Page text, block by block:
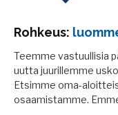
Rohkeus:
Teemme vastuullisia
uutta juurillemme
Etsimme oma-
osaamistamme.